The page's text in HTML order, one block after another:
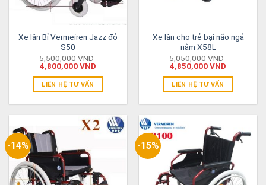
Xe lăn Bỉ Vermeiren Jazz đỏ
S50
5,500,000VND
4,800,000VND
LIÊN HỆ TƯ VẤN
Xe lăn cho trẻ bại não ngả
nằm X58L
5,050,000VND
4,850,000VND
LIÊN HỆ TƯ VẤN
-14% -15%